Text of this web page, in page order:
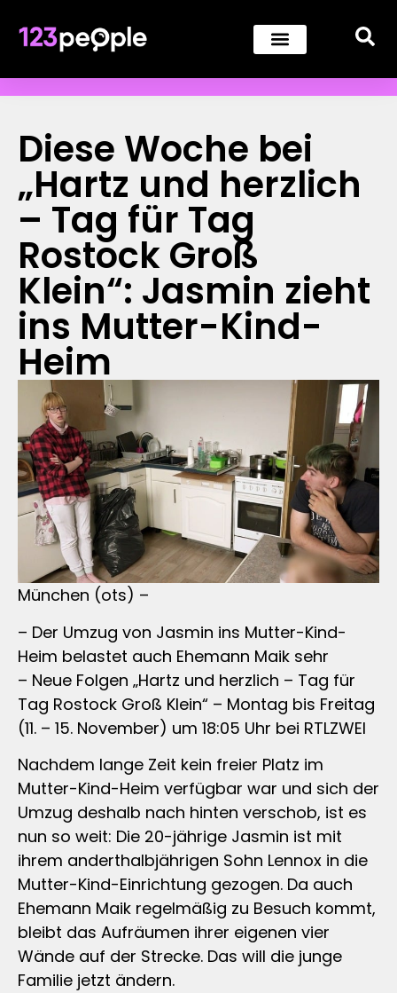
Diese Woche bei
„Hartz und herzlich
– Tag für Tag
Rostock Groß
Klein“: Jasmin zieht
ins Mutter-Kind-
Heim
München (ots) –
– Der Umzug von Jasmin ins Mutter-Kind-
Heim belastet auch Ehemann Maik sehr
– Neue Folgen „Hartz und herzlich – Tag für
Tag Rostock Groß Klein“ – Montag bis Freitag
(11. – 15. November) um 18:05 Uhr bei RTLZWEI
Nachdem lange Zeit kein freier Platz im
Mutter-Kind-Heim verfügbar war und sich der
Umzug deshalb nach hinten verschob, ist es
nun so weit: Die 20-jährige Jasmin ist mit
ihrem anderthalbjährigen Sohn Lennox in die
Mutter-Kind-Einrichtung gezogen. Da auch
Ehemann Maik regelmäßig zu Besuch kommt,
bleibt das Aufräumen ihrer eigenen vier
Wände auf der Strecke. Das will die junge
Familie jetzt ändern.